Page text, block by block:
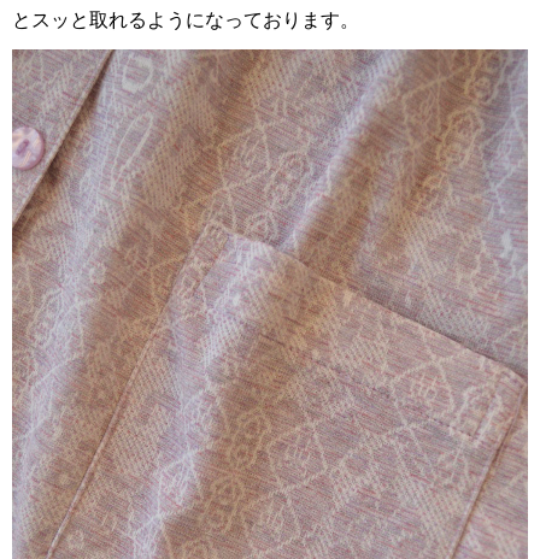
とスッと取れるようになっております。